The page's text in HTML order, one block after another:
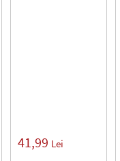
41,99 Lei